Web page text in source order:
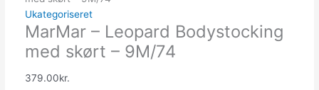
Ukategoriseret
MarMar – Leopard Bodystocking
med skørt – 9M/74
379.00kr.